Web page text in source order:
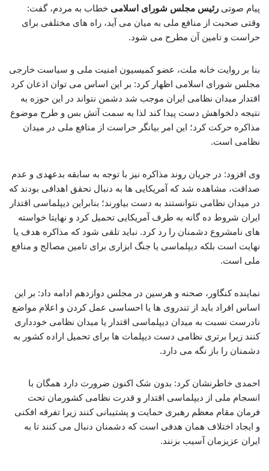
پیام صوتی رئیس مجلس شورای اسلامی خطاب به مردم، گفت:
وقتی صحبت از منافع ملی به میان می آید، راه های مختلفی برای
حراست و تامین آن مطرح می شود.
بنا بر روایت خانه ملت، عضو کمیسیون امنیت ملی و سیاست خارجی
مجلس شورای اسلامی اظهار کرد: بر این اساس می توان اذعان کرد
اقتدار میدان نظامی ایران موجب شد دشمن نتواند در این حوزه به
نتیجه دلخواهش دست پیدا کند لذا به سمت آتش بس و طرح موضوع
مذاکره حرکت کرد؛ این امر بیانگر حراست از منافع ملی در میدان
نظامی است.
وی افزود: در جریان روند مذاکره نیز با توجه به سابقه بدعهدی و عدم
صداقت، مشاهده شد که آمریکایی ها به دنبال تحقق اهدافی بودند که
در میدان نظامی نتوانستند به دست بیاورند؛ بنابراین دیپلماسی اقتدار
ایران شروط ده گانه به طرف آمریکایی تحمیل کرد و نهایتا خواسته
های نامشروع دشمنان را رد کرد. نباید تلقی شود که مذاکره هدف یا
نهایت است بلکه دیپلماسی یا جنگ ابزاری برای تامین مصالح و منافع
ملی است.
نماینده کنگاور، صحنه و هرسین در مجلس دوازدهم ادامه داد: بر این
اساس افراد باید از تندروی ها یا احساسی عمل کردن و اعلام مواضع
نادرست نسبت به میدان دیپلماسی اقتدار یا میدان نظامی خودداری
کنند زیرا برتری نظامی دست دیپلمات ها برای تحمیل اراده کشور به
دشمنان را باز نگه می دارد.
احمدی خاطرنشان کرد: بدون شک اکنون ضرورت دارد همگان با
انسجام ملی از دیپلماسی اقتدار و قدرت نظامی کشورمان تحت
فرمان مقام معظم رهبری حمایت و پشتیبانی کنند زیرا تفرقه افکنی
و ایجاد اختلاف همان هدفی است که دشمنان دنبال می کنند تا به
ایران عزیزمان آسیب بزنند.